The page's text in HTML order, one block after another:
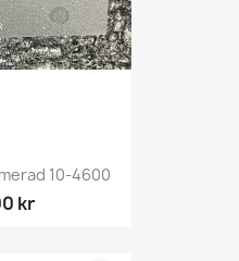
10-4600
kr